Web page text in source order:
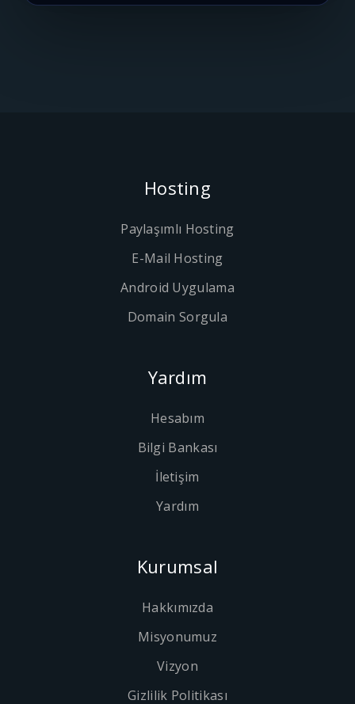
Hosting
Paylaşımlı Hosting
E-Mail Hosting
Android Uygulama
Domain Sorgula
Yardım
Hesabım
Bilgi Bankası
İletişim
Yardım
Kurumsal
Hakkımızda
Misyonumuz
Vizyon
Gizlilik Politikası